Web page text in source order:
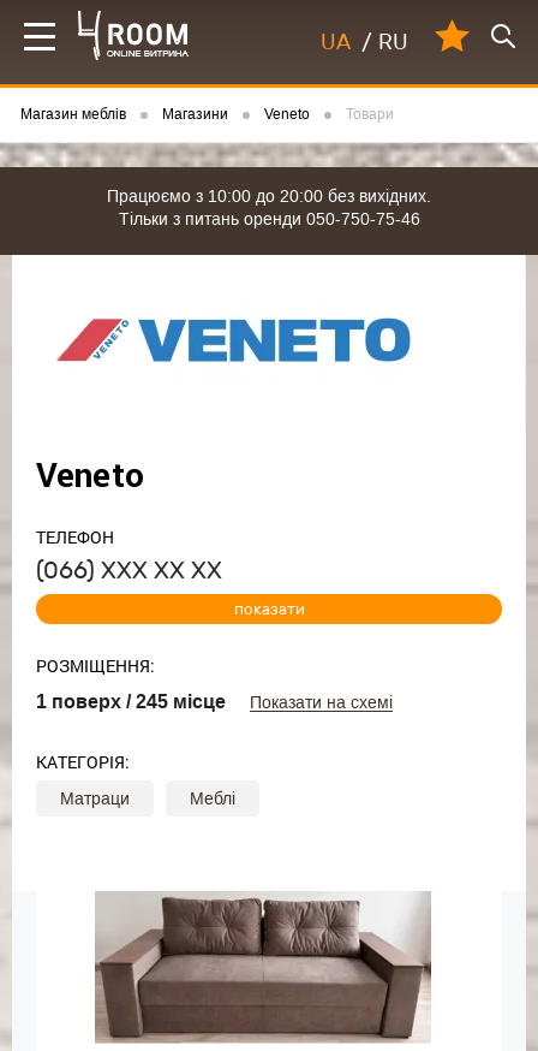
UA / RU
Магазин меблів Магазини Veneto Товари
Працюємо з 10:00 до 20:00 без вихідних.
Тільки з питань оренди 050-750-75-46
Veneto
ТЕЛЕФОН
(066) ХХХ ХХ ХХ
показати
РОЗМІЩЕННЯ:
1 поверх / 245 місце Показати на схемі
КАТЕГОРІЯ:
Матраци Меблі